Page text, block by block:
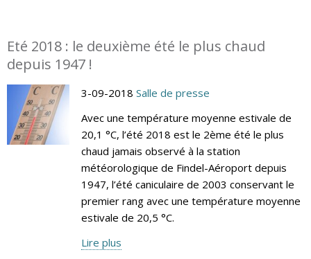
Eté 2018 : le deuxième été le plus chaud
depuis 1947 !
3-09-2018 Salle de presse
Avec une température moyenne estivale de
20,1 °C, l’été 2018 est le 2ème été le plus
chaud jamais observé à la station
météorologique de Findel-Aéroport depuis
1947, l’été caniculaire de 2003 conservant le
premier rang avec une température moyenne
estivale de 20,5 °C.
Lire plus